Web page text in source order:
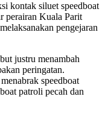
kontak siluet speedboat
perairan Kuala Parit
pengejaran
justru menambah
peringatan.
speedboat
patroli pecah dan